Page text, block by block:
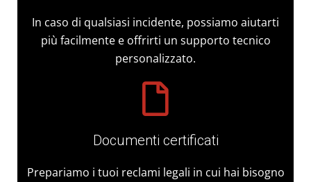
In caso di qualsiasi incidente, possiamo aiutarti
più facilmente e offrirti un supporto tecnico
personalizzato.
Documenti certificati
Prepariamo i tuoi reclami legali in cui hai bisogno